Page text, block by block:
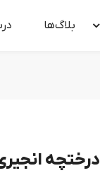
بلاگ‌ها
درختچه انجیری